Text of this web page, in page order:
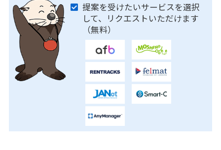
提案を受けたいサービスを選択
して、リクエストいただけます
（無料）